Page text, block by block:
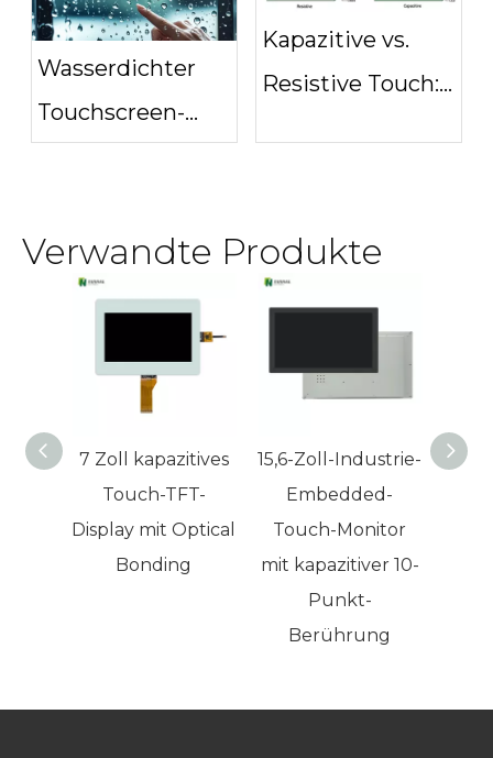
Automobiltechnologie
definieren
Touchscreen-
Geräte sind
Wasserdichter
Touchscreen-
Handschuhgebrauch
| Fannal
Kapazitive vs.
Resistive Touch:
Verwandte Produkte
7 Zoll kapazitives
Touch-TFT-
Display mit Optical
Bonding
15,6-Zoll-Industrie-
Embedded-
Touch-Monitor
mit kapazitiver 10-
Punkt-
Berührung